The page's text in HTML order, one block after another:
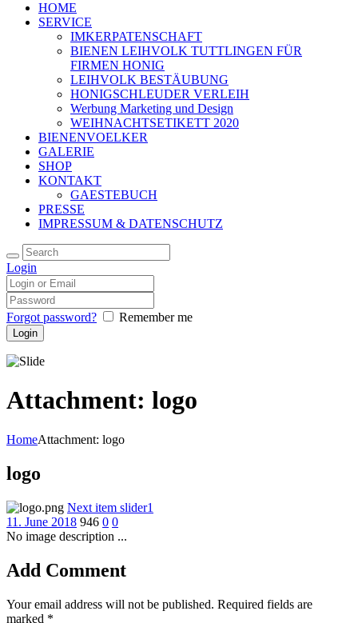
HOME
SERVICE
IMKERPATENSCHAFT
BIENEN LEIHVOLK TUTTLINGEN FÜR
FIRMEN HONIG
LEIHVOLK BESTÄUBUNG
HONIGSCHLEUDER VERLEIH
Werbung Marketing und Design
WEIHNACHTSETIKETT 2020
BIENENVOELKER
GALERIE
SHOP
KONTAKT
GAESTEBUCH
PRESSE
IMPRESSUM & DATENSCHUTZ
Login
Forgot password? Remember me
Attachment: logo
HomeAttachment: logo
logo
Next item slider1
11. June 2018 946 0 0
No image description ...
Add Comment
Your email address will not be published. Required fields are
marked *